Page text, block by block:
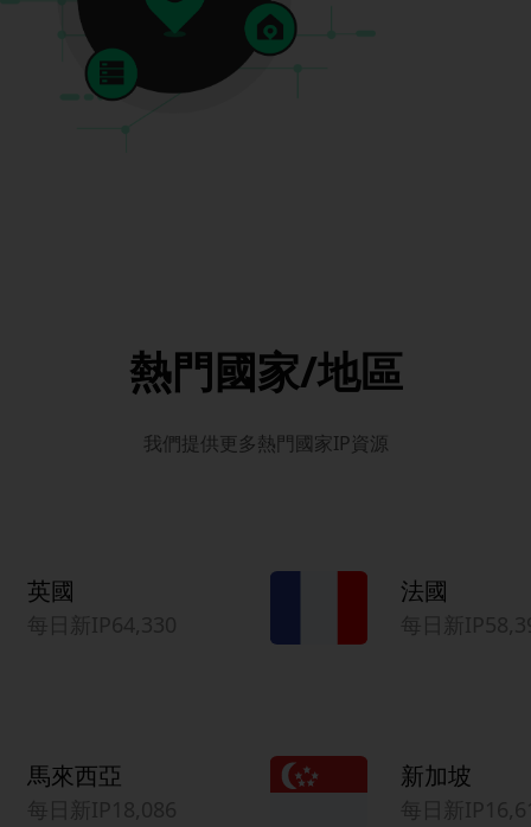
熱門國家/地區
我們提供更多熱門國家IP資源
英國 法國
馬來西亞 新加坡